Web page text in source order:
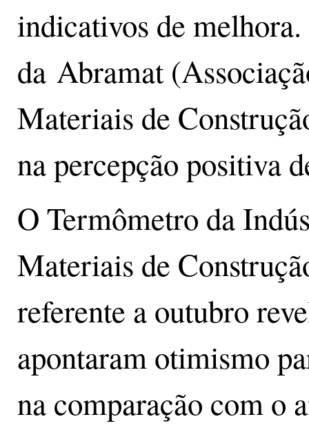
indicativos de
da Abramat
Materiais de
na percepção positiva
O Termômetro da
Materiais de
referente a outubro
apontaram otimismo
na comparação com o